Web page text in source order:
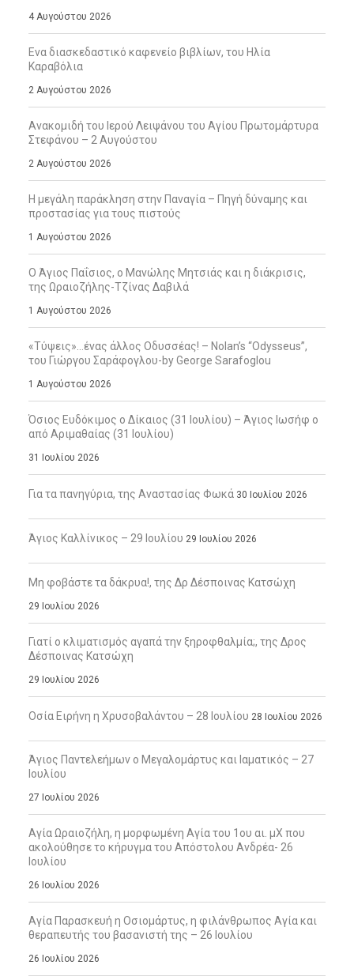
4 Αυγούστου 2026
Ενα διασκεδαστικό καφενείο βιβλίων, του Ηλία
Καραβόλια
2 Αυγούστου 2026
Ανακομιδή του Ιερού Λειψάνου του Αγίου Πρωτομάρτυρα
Στεφάνου – 2 Αυγούστου
2 Αυγούστου 2026
Η μεγάλη παράκληση στην Παναγία – Πηγή δύναμης και
προστασίας για τους πιστούς
1 Αυγούστου 2026
Ο Άγιος Παΐσιος, ο Μανώλης Μητσιάς και η διάκρισις,
της Ωραιοζήλης-Τζίνας Δαβιλά
1 Αυγούστου 2026
«Τύψεις»…ένας άλλος Οδυσσέας! – Nolan’s “Odysseus”,
του Γιώργου Σαράφογλου-by George Sarafoglou
1 Αυγούστου 2026
Όσιος Ευδόκιμος ο Δίκαιος (31 Ιουλίου) – Άγιος Ιωσήφ ο
από Αριμαθαίας (31 Ιουλίου)
31 Ιουλίου 2026
Για τα πανηγύρια, της Αναστασίας Φωκά 30 Ιουλίου 2026
Άγιος Καλλίνικος – 29 Ιουλίου 29 Ιουλίου 2026
Μη φοβάστε τα δάκρυα!, της Δρ Δέσποινας Κατσώχη
29 Ιουλίου 2026
Γιατί ο κλιματισμός αγαπά την ξηροφθαλμία;, της Δρος
Δέσποινας Κατσώχη
29 Ιουλίου 2026
Οσία Ειρήνη η Χρυσοβαλάντου – 28 Ιουλίου 28 Ιουλίου 2026
Άγιος Παντελεήμων ο Μεγαλομάρτυς και Ιαματικός – 27
Ιουλίου
27 Ιουλίου 2026
Αγία Ωραιοζήλη, η μορφωμένη Αγία του 1ου αι. μΧ που
ακολούθησε το κήρυγμα του Απόστολου Ανδρέα- 26
Ιουλίου
26 Ιουλίου 2026
Αγία Παρασκευή η Οσιομάρτυς, η φιλάνθρωπος Αγία και
θεραπευτής του βασανιστή της – 26 Ιουλίου
26 Ιουλίου 2026